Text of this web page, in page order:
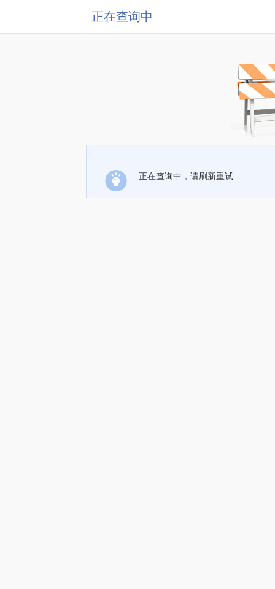
正在查询中
正在查询中，请刷新重试